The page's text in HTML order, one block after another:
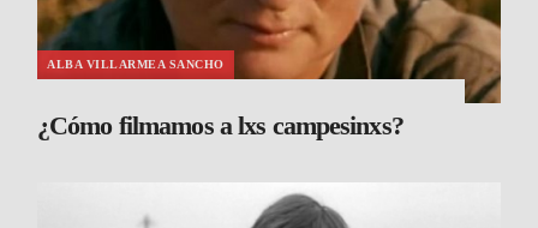
ALBA VILLARMEA SANCHO
¿Cómo filmamos a lxs campesinxs?